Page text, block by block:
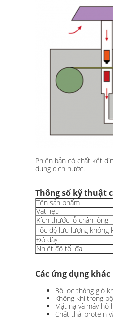
Phiên bản có chất kết
dung dịch nước.
Thông số kỹ thuật
Tên sản phẩm
Vật liệu
Kích thước lỗ chân lông
Tốc độ lưu lượng không
Độ dày
Nhiệt độ tối đa
Các ứng dụng khác
Bộ lọc thông gió
Không khí trong
Mặt nạ và máy hô
Chất thải protein